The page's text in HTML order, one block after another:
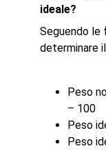
ideale?
Seguendo le
determinare
Peso
– 100
Peso
Peso